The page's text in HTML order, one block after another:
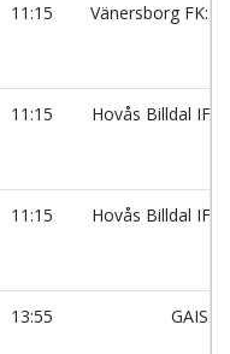
11:15 Vänersborg
11:15 Hovås Billdal IF:2
11:15 Hovås Billdal IF:1
13:55 GAIS:U